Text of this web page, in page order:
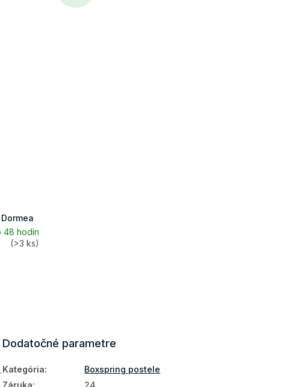
48 hodín
(>3 ks)
Dodatočné parametre
Kategória:
Boxspring postele